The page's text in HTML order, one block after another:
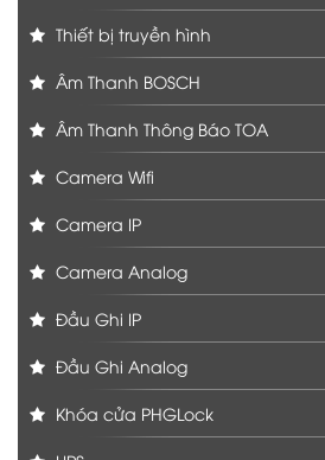
Thiết bị truyền hình
Âm Thanh BOSCH
Âm Thanh Thông Báo TOA
Camera Wifi
Camera IP
Camera Analog
Đầu Ghi IP
Đầu Ghi Analog
Khóa cửa PHGLock